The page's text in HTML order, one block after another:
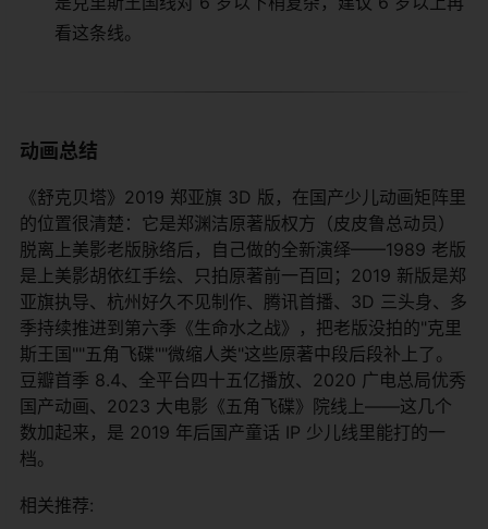
看这条线。
动画总结
《舒克贝塔》2019 郑亚旗 3D 版，在国产少儿动画矩阵里
的位置很清楚：它是郑渊洁原著版权方（皮皮鲁总动员）
脱离上美影老版脉络后，自己做的全新演绎——1989 老版
是上美影胡依红手绘、只拍原著前一百回；2019 新版是郑
亚旗执导、杭州好久不见制作、腾讯首播、3D 三头身、多
季持续推进到第六季《生命水之战》，把老版没拍的"克里
斯王国""五角飞碟""微缩人类"这些原著中段后段补上了。
豆瓣首季 8.4、全平台四十五亿播放、2020 广电总局优秀
国产动画、2023 大电影《五角飞碟》院线上——这几个
数加起来，是 2019 年后国产童话 IP 少儿线里能打的一
档。
相关推荐: